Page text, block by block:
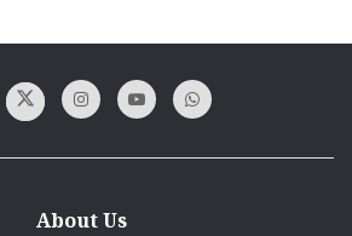
About Us